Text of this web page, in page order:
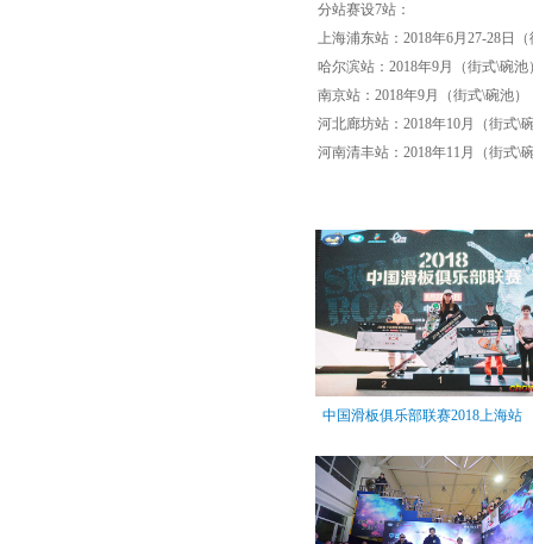
分站赛设7站：
上海浦东站： 2018年6月27-28日
哈尔滨站： 2018年9月（街式\碗池
南京站： 2018年9月（街式\碗池）
河北廊坊站： 2018年10月（街式\
河南清丰站： 2018年11月（街式\
南京：2018年11月（街式/碗池）
中国滑板俱乐部联赛2018上海站